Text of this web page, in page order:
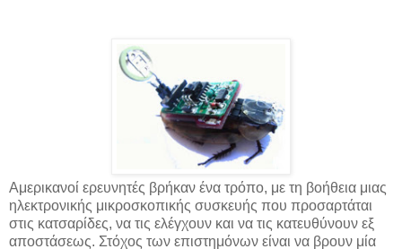
Αμερικανοί ερευνητές βρήκαν ένα τρόπο, με τη βοήθεια μιας
ηλεκτρονικής μικροσκοπικής συσκευής που προσαρτάται
στις κατσαρίδες, να τις ελέγχουν και να τις κατευθύνουν εξ
αποστάσεως. Στόχος των επιστημόνων είναι να βρουν μία